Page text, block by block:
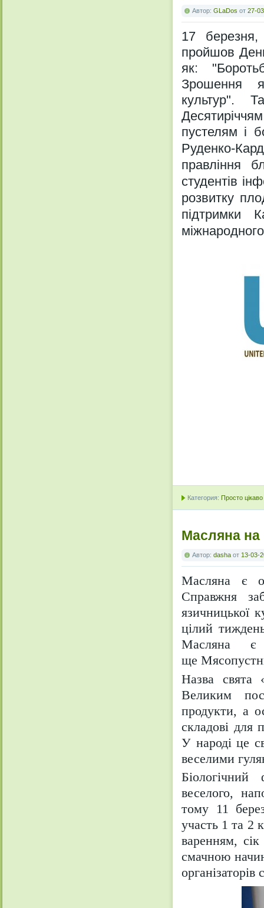
Автор: GLaDos от 27-
17 березня,
пройшов
як:
Зрошення
культур".
пустелям i
Руденко-
правлiння
студентiв
розвитку
пiдтримки
Категория: Просто цікаво
Масляна на
Автор: dasha от 13-03-
Масляна є
Справжня
язичницької
цілий
Масляна є
ще
Назва
Великим
продукти, а
складові для
У народі це
веселими
веселого,
тому 11
участь 1 та 2
варенням,
смачною
організаторів